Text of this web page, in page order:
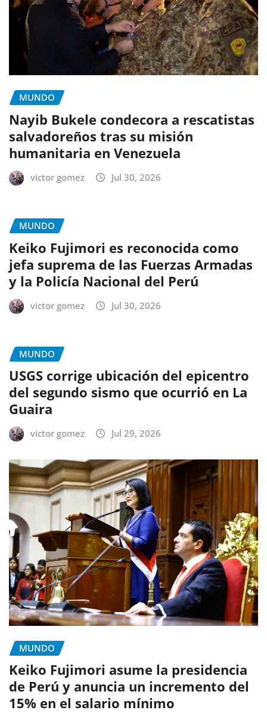
MUNDO
Nayib Bukele condecora a rescatistas
salvadoreños tras su misión
humanitaria en Venezuela
victor gomez Jul 30, 2026
MUNDO
Keiko Fujimori es reconocida como
jefa suprema de las Fuerzas Armadas
y la Policía Nacional del Perú
victor gomez Jul 30, 2026
MUNDO
USGS corrige ubicación del epicentro
del segundo sismo que ocurrió en La
Guaira
victor gomez Jul 29, 2026
MUNDO
Keiko Fujimori asume la presidencia
de Perú y anuncia un incremento del
15% en el salario mínimo